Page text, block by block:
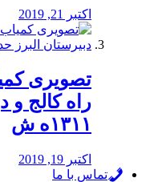
اکتبر 21, 2019
️تصویری
راه كالج و
۱۳۱۱ه ش
اکتبر 19, 2019
تماس با ما